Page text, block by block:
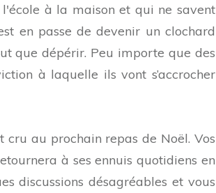
à la maison et qui ne savent
en passe de devenir un clochard
que dépérir. Peu importe que des
à laquelle ils vont s’accrocher
au prochain repas de Noël. Vos
à ses ennuis quotidiens en
discussions désagréables et vous